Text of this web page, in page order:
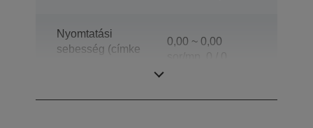
Nyomtatási
sebesség (címke
0,00 ~ 0,00